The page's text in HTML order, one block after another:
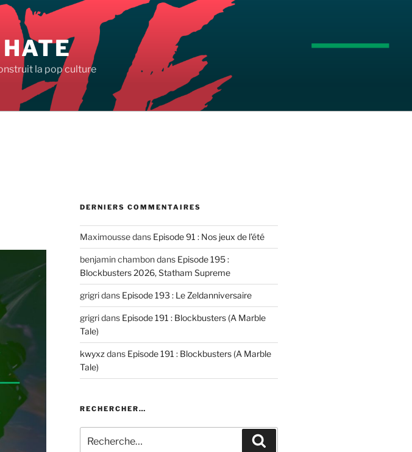
la pop culture
DERNIERS COMMENTAIRES
Maximoussedans Episode 91 : Nos jeux de l’été
benjamin chambondans Episode 195 :
Blockbusters 2026, Statham Supreme
grigridans Episode 193 : Le Zeldanniversaire
grigridans Episode 191 : Blockbusters (A Marble
Tale)
kwyxz dans Episode 191 : Blockbusters (A Marble
Tale)
RECHERCHER…
pour